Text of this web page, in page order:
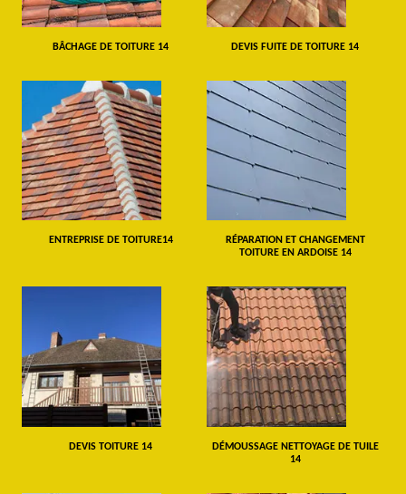
BÂCHAGE DE TOITURE 14 DEVIS FUITE DE TOITURE 14
ENTREPRISE DE TOITURE14
RÉPARATION ET CHANGEMENT
TOITURE EN ARDOISE 14
DEVIS TOITURE 14
DÉMOUSSAGE NETTOYAGE DE TUILE
14